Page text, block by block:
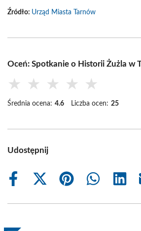
Źródło: Urząd Miasta Tarnów
Oceń: Spotkanie o Historii Żużla w
★ ★ ★ ★ ★
Średnia ocena: 4.6 Liczba ocen: 25
Udostępnij
Share
Share
(Twitter)
Share
Share
Share